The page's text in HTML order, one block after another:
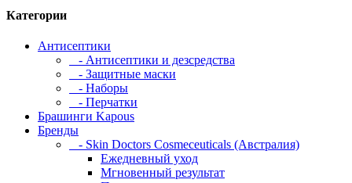
Категории
Антисептики
- Антисептики и дезсредства
- Защитные маски
- Наборы
- Перчатки
Брашинги Kapous
Бренды
- Skin Doctors Cosmeceuticals (Австралия)
Ежедневный уход
Мгновенный результат